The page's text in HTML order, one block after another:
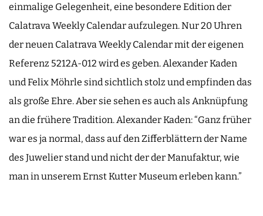
einmalige Gelegenheit, eine besondere Edition der
Calatrava Weekly Calendar aufzulegen. Nur 20 Uhren
der neuen Calatrava Weekly Calendar mit der eigenen
Referenz 5212A-012 wird es geben. Alexander Kaden
und Felix Möhrle sind sichtlich stolz und empfinden das
als große Ehre. Aber sie sehen es auch als Anknüpfung
an die frühere Tradition. Alexander Kaden: “Ganz früher
war es ja normal, dass auf den Zifferblättern der Name
des Juwelier stand und nicht der der Manufaktur, wie
man in unserem Ernst Kutter Museum erleben kann.”